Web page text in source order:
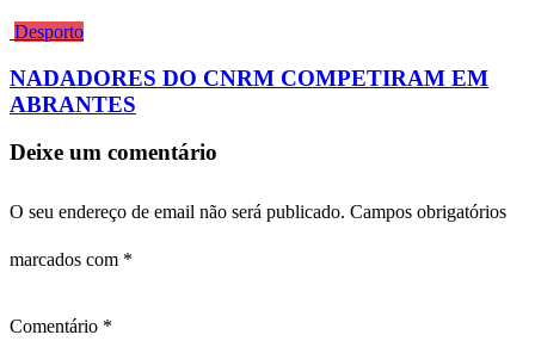
Desporto
NADADORES DO CNRM COMPETIRAM EM
ABRANTES
Deixe um comentário
O seu endereço de email não será publicado. Campos obrigatórios
marcados com *
Comentário *